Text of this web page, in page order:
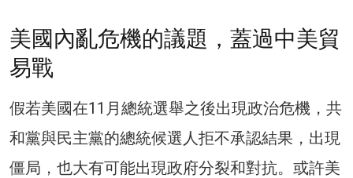
美國內亂危機的議題，蓋過中美貿
易戰
假若美國在11月總統選舉之後出現政治危機，共
和黨與民主黨的總統候選人拒不承認結果，出現
僵局，也大有可能出現政府分裂和對抗。或許美